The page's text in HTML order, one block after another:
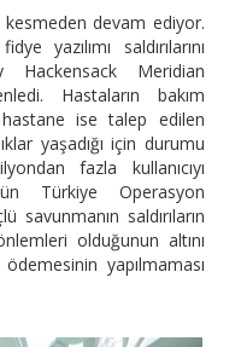
kesmeden devam ediyor.
yazılımı saldırılarını
Hackensack Meridian
Hastaların bakım
ise talep edilen
yaşadığı için durumu
fazla kullanıcıyı
Türkiye Operasyon
saldırıların
olduğunun altını
yapılmaması